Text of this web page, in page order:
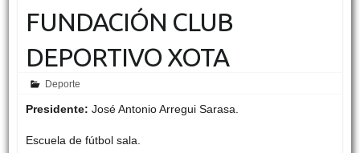
FUNDACIÓN CLUB
DEPORTIVO XOTA
Deporte
Presidente: José Antonio Arregui Sarasa.
Escuela de fútbol sala.